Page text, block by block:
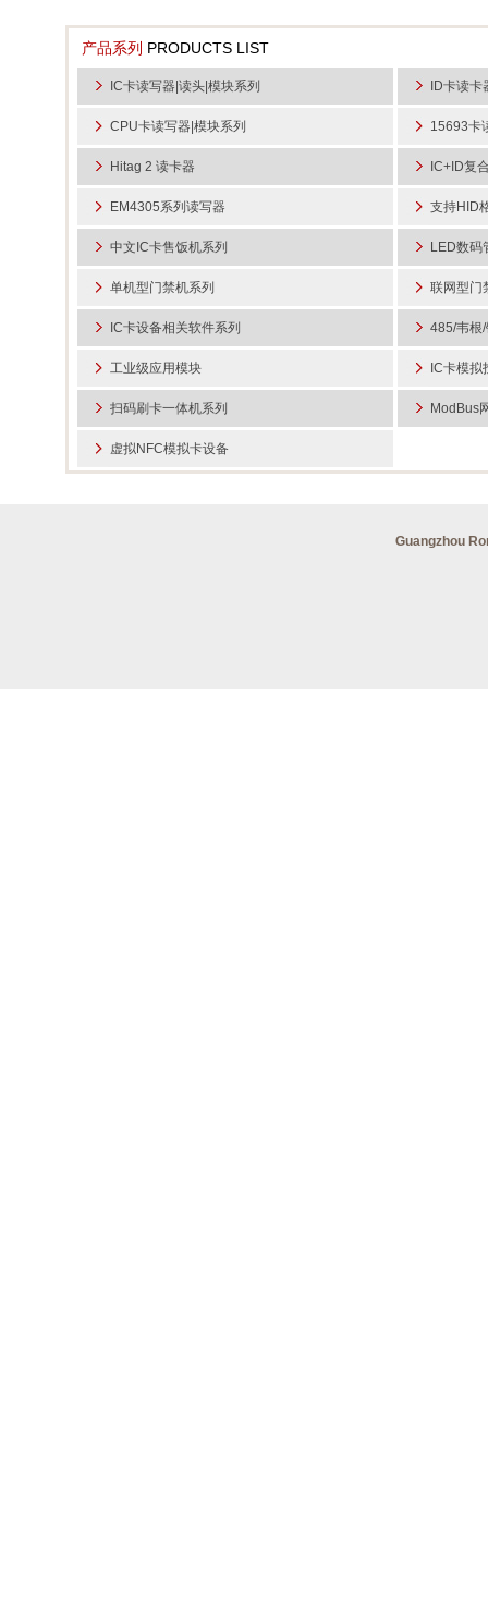
Bluetooth低功耗蓝
牙IC卡远距离读卡
器IC-03F-BLE
中文语音IC卡USB
通讯售饭机SF-IC-
串口IC卡读写器IC-
07 WEB浏览器发
产品系列 PRODUCTS LIST
IC卡读写器|读头|模块系列 ID卡读
CPU卡读写器|模块系列 15693卡
Hitag 2 读卡器 IC+ID复
EM4305系列读写器 支持HID
中文IC卡售饭机系列 LED数码
单机型门禁机系列 联网型门
IC卡设备相关软件系列 485/韦根
工业级应用模块 IC卡模拟
扫码刷卡一体机系列 ModBus
虚拟NFC模拟卡设备
Guangzhou